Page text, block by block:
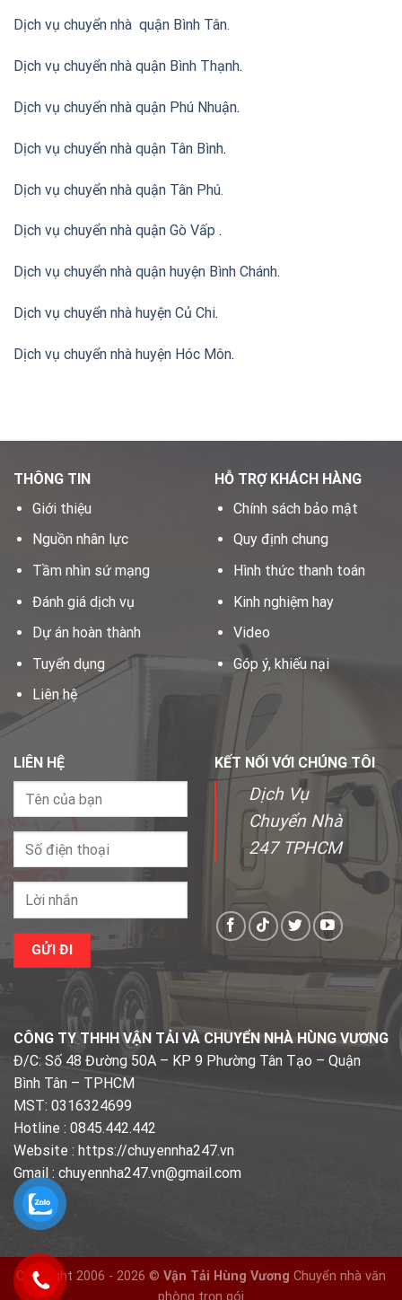
Dịch vụ chuyển nhà quận Bình Tân.
Dịch vụ chuyển nhà quận Bình Thạnh.
Dịch vụ chuyển nhà quận Phú Nhuận.
Dịch vụ chuyển nhà quận Tân Bình.
Dịch vụ chuyển nhà quận Tân Phú.
Dịch vụ chuyển nhà quận Gò Vấp .
Dịch vụ chuyển nhà quận huyện Bình Chánh.
Dịch vụ chuyển nhà huyện Củ Chi.
Dịch vụ chuyển nhà huyện Hóc Môn.
THÔNG TIN
Giới thiệu
Nguồn nhân lực
Tầm nhìn sứ mạng
Đánh giá dịch vụ
Dự án hoàn thành
Tuyển dụng
Liên hệ
HỖ TRỢ KHÁCH HÀNG
Chính sách bảo mật
Quy định chung
Hình thức thanh toán
Kinh nghiệm hay
Video
Góp ý, khiếu nại
LIÊN HỆ KẾT NỐI VỚI CHÚNG TÔI
Dịch Vụ
Chuyển Nhà
247 TPHCM
CÔNG TY THHH VẬN TẢI VÀ CHUYỂN NHÀ HÙNG VƯƠNG
Đ/C: Số 48 Đường 50A – KP 9 Phường Tân Tạo – Quận
Bình Tân – TPHCM
MST: 0316324699
Hotline : 0845.442.442
Website : https://chuyennha247.vn
Gmail : chuyennha247.vn@gmail.com
Copyright 2006 - 2026 © Vận Tải Hùng Vương Chuyển nhà văn
phòng trọn gói